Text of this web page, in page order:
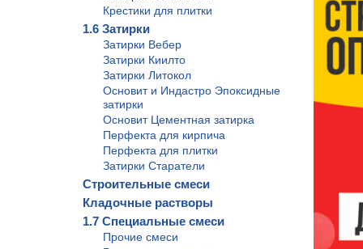
Крестики для плитки
1.6 Затирки
Затирки Вебер
Затирки Киилто
Затирки Литокол
Основит и Индастро Эпоксидные
затирки
Основит Цементная затирка
Перфекта для кирпича
Перфекта для плитки
Затирки Старатели
Строительные смеси
Кладочные растворы
1.7 Специальные смеси
Прочие смеси